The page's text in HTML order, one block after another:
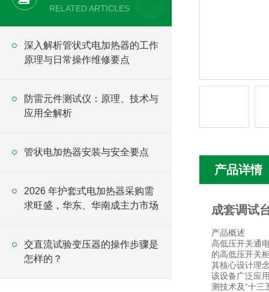
RELATED ARTICLES
深入解析管状式电加热器的工作
原理与日常操作维修要点
防雷元件测试仪：原理、技术与
应用全解析
管状电加热器安装与安全要点
2026 年护套式电加热器采购需
求旺盛，华东、华南成主力市场
交直流试验变压器的操作步骤是
怎样的？
产品详情
成套调试
产品概述
高低压开关通
的高低压开关
其核心设计理
该设备广泛应
测技术及“十三